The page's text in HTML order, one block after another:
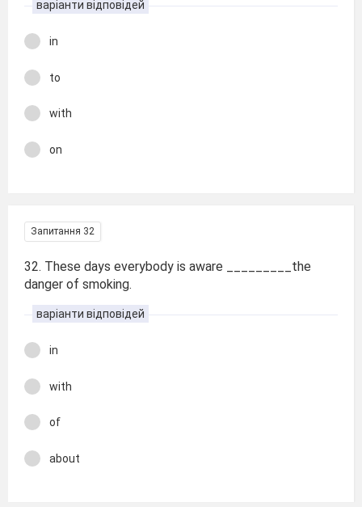
варіанти відповідей
in
to
with
on
Запитання 32
32. These days everybody is aware _________the
danger of smoking.
варіанти відповідей
in
with
of
about